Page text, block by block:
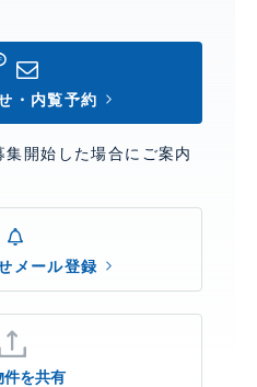
・内覧予約
集開始した場合にご案内
メール登録
件を共有